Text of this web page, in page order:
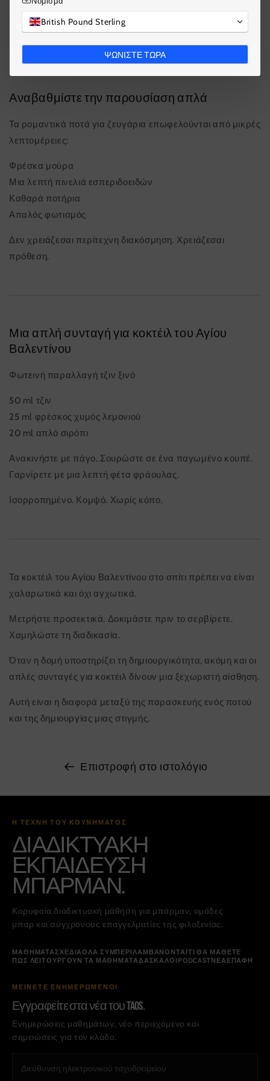
Τα κρύα ποτά είναι πιο απαλά και πιο εκλεπτυσμένα.
Αναβαθμίστε την παρουσίαση απλά
Τα ρομαντικά ποτά για ζευγάρια επωφελούνται από μικρές
λεπτομέρειες:
Φρέσκα μούρα
Μια λεπτή πινελιά εσπεριδοειδών
Καθαρά ποτήρια
Απαλός φωτισμός
Δεν χρειάζεσαι περίτεχνη διακόσμηση. Χρειάζεσαι
πρόθεση.
Μια απλή συνταγή για κοκτέιλ του Αγίου
Βαλεντίνου
Φωτεινή παραλλαγή τζιν ξινό
50 ml τζιν
25 ml φρέσκος χυμός λεμονιού
20 ml απλό σιρόπι
Ανακινήστε με πάγο. Σουρώστε σε ένα παγωμένο κουπέ.
Γαρνίρετε με μια λεπτή φέτα φράουλας.
Ισορροπημένο. Κομψό. Χωρίς κόπο.
Τα κοκτέιλ του Αγίου Βαλεντίνου στο σπίτι πρέπει να είναι
χαλαρωτικά και όχι αγχωτικά.
Μετρήστε προσεκτικά. Δοκιμάστε πριν το σερβίρετε.
Χαμηλώστε τη διαδικασία.
Όταν η δομή υποστηρίζει τη δημιουργικότητα, ακόμη και οι
απλές συνταγές για κοκτέιλ δίνουν μια ξεχωριστή αίσθηση.
Αυτή είναι η διαφορά μεταξύ της παρασκευής ενός ποτού
και της δημιουργίας μιας στιγμής.
Επιστροφή στο ιστολόγιο
Η ΤΈΧΝΗ ΤΟΥ ΚΟΥΝΉΜΑΤΟΣ
ΔΙΑΔΙΚΤΥΑΚΉ
ΕΚΠΑΊΔΕΥΣΗ
ΜΠΆΡΜΑΝ.
Κορυφαία διαδικτυακή μάθηση για μπάρμαν, ομάδες
μπαρ και σύγχρονους επαγγελματίες της φιλοξενίας.
ΜΑΘΉΜΑΤΑΣΧΈΔΙΑΌΛΑ ΣΥΜΠΕΡΙΛΑΜΒΆΝΟΝΤΑΙΤΙ ΘΑ ΜΆΘΕΤΕ
ΠΏΣ ΛΕΙΤΟΥΡΓΟΎΝ ΤΑ ΜΑΘΉΜΑΤΑΔΆΣΚΑΛΟΙ PODCASTΝΈΑΕΠΑΦΉ
ΜΕΊΝΕΤΕ ΕΝΗΜΕΡΩΜΈΝΟΙ
Εγγραφείτε στα νέα του TAOS.
Ενημερώσεις μαθημάτων, νέο περιεχόμενο και
σημειώσεις για τον κλάδο.
British Pound Sterling
ΨΩΝΙΣΤΕ ΤΩΡΑ